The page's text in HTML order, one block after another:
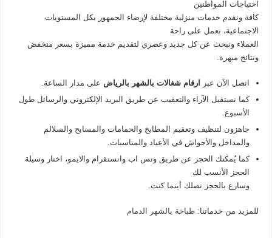
احتياجات المواطنين
كافة ونقدم خدمات منزلية مختلفة لإرضاء الجمهور بكل المستويات
الاجتماعية، نعمل على راحة
العملاء ونبحث عن كل جديد وعصري لتقديم خدمة مميزة بسعر منخفض
ونتائج مبهرة.
اتصل الآن عبر ارقام شغالات بالشهر بالرياض على مدار الساعة.
كما نستقبل الآراء والتعقيب عن طريق البريد الإلكتروني والرسائل طول
الأسبوع.
جاهزون لتنظيف وتعقيم المطابخ والحمامات والمسابح والسلالم
والمداخل والأحواش في الأعياد والمناسبات.
كما يُمكنك الحجز عن طريق وتس اب وانستقرام والايمو، اختار وسيلة
الحجز الأنسب لك
وسارع بالحجز نصلك أينما كنت.
للمزيد من خدماتنا:طباخة بالشهر الدمام